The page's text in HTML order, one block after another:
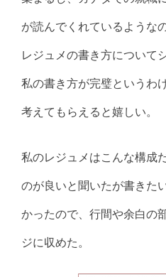
が読んでくれているような
レジュメの書き方について
私の書き方が完璧というわ
考えてもらえると嬉しい。
私のレジュメはこんな構成
のが良いと聞いたが書きた
かったので、行間や余白の
ジに収めた。